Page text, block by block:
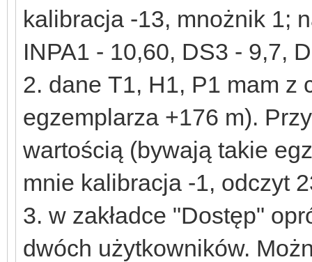
kalibracja -13, mnożnik 1;
INPA1 - 10,60, DS3 - 9,7,
2. dane T1, H1, P1 mam z
egzemplarza +176 m).
wartością (bywają takie
mnie kalibracja -1, odczyt
3. w zakładce "Dostęp"
dwóch użytkowników.